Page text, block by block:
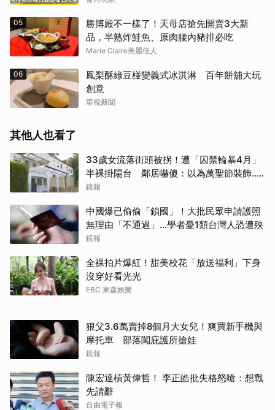
05
勝博殿不一樣了！天母店搶先開賣3大新
品，半熟炸鮭魚、原肉腰內豬排必吃
Marie Claire美麗佳人
06
鳳梨酥綠豆椪變義式冰淇淋 百年餅舖大玩
創意
華視新聞
其他人也看了
33歲女流落街頭被拐！遭「囚禁輪暴4月」
半裸掛陽台 鄰居嚇傻：以為萬聖節裝飾...
主謀竟與妻小同住
鏡報
中國爆已偷偷「鎖國」！大批民眾申請護照
無理由「不通過」...學者憂1類台灣人恐遭殃
鏡報
全裸拍片爆紅！甜美校花「放送福利」下身
沒穿好看光光
EBC 東森娛樂
狠父3.6萬賣掉8個月大女兒！爽買新手機與
摩托車 部落闖庇護所搶娃
鏡報
陳宏達槓黃偉哲！ 李正皓批失格怒嗆：想戰
先請辭
自由電子報
取消